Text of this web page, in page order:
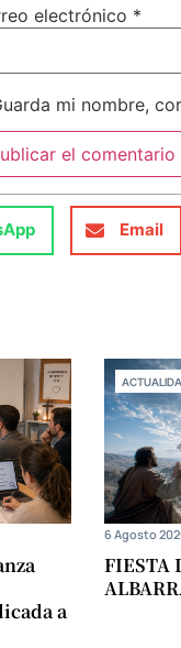
electrónico *
mi nombre,
Email
a
FIESTA
6 Agosto